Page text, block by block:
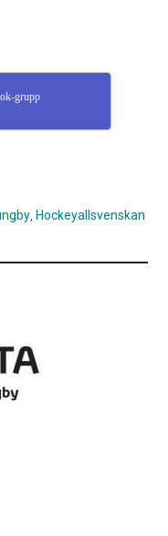
grupp
Hockeyallsvenskan